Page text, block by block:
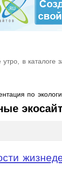
в каталоге
по